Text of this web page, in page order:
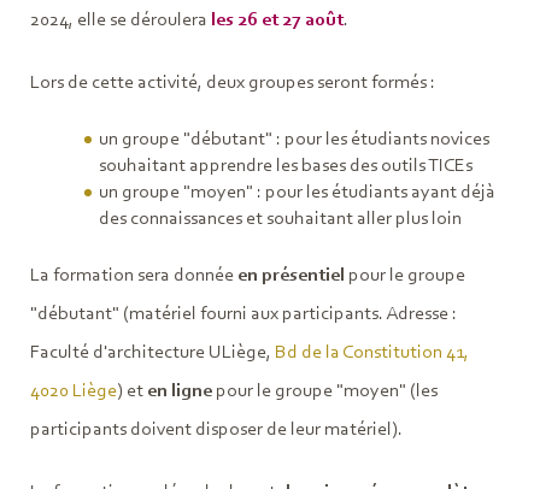
2024, elle se déroulera les 26 et 27 août.
Lors de cette activité, deux groupes seront formés :
un groupe "débutant" : pour les étudiants novices
souhaitant apprendre les bases des outils TICEs
un groupe "moyen" : pour les étudiants ayant déjà
des connaissances et souhaitant aller plus loin
La formation sera donnée en présentiel pour le groupe
"débutant" (matériel fourni aux participants. Adresse :
Faculté d'architecture ULiège, Bd de la Constitution 41,
4020 Liège) et en ligne pour le groupe "moyen" (les
participants doivent disposer de leur matériel).